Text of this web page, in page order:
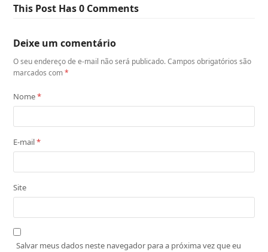
This Post Has 0 Comments
Deixe um comentário
O seu endereço de e-mail não será publicado. Campos obrigatórios são
marcados com*
Nome*
E-mail*
Site
Salvar meus dados neste navegador para a próxima vez que eu